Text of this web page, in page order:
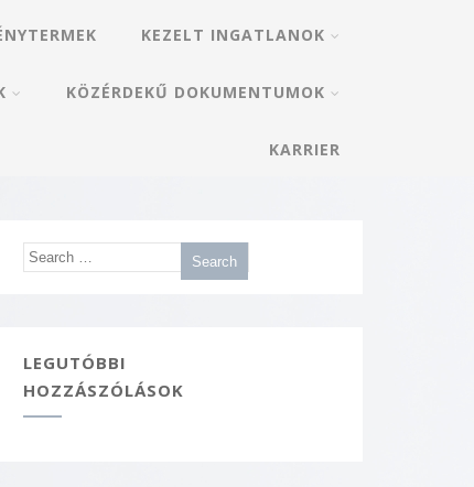
KEZELT INGATLANOK
KÖZÉRDEKŰ DOKUMENTUMOK
KARRIER
LEGUTÓBBI
HOZZÁSZÓLÁSOK